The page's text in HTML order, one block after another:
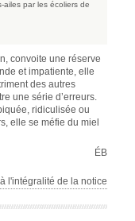
ailes par les écoliers de
convoite une réserve
et impatiente, elle
des autres
une série d’erreurs.
ridiculisée ou
elle se méfie du miel
ÉB
l'intégralité de la notice